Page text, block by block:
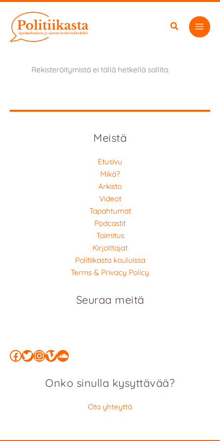
sisältöön
Rekisteröitymistä ei tällä hetkellä sallita.
Meistä
Etusivu
Mikä?
Arkisto
Videot
Tapahtumat
Podcastit
Toimitus
Kirjoittajat
Politiikasta kouluissa
Terms & Privacy Policy
Seuraa meitä
Facebook
Twitter
Instagram
Vimeo
SoundCloud
Onko sinulla kysyttävää?
Ota yhteyttä